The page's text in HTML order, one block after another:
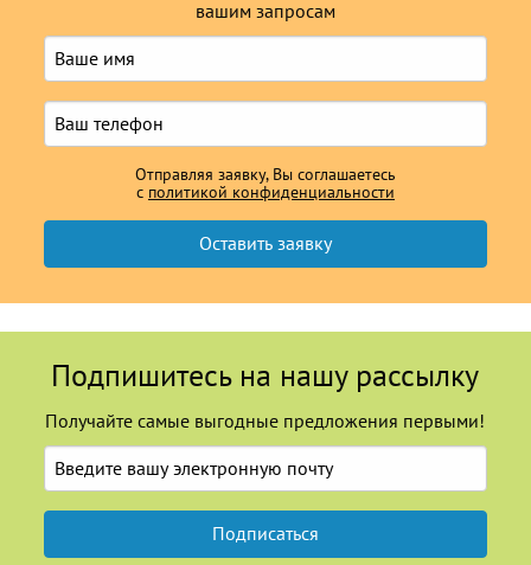
вашим запросам
Отправляя заявку, Вы соглашаетесь
с политикой конфиденциальности
Подпишитесь на нашу рассылку
Получайте самые выгодные предложения первыми!
Подписаться